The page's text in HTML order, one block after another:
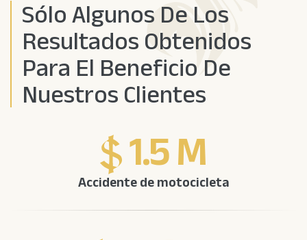
Sólo Algunos De Los
Resultados Obtenidos
Para El Beneficio De
Nuestros Clientes
1.5 M
Accidente de motocicleta